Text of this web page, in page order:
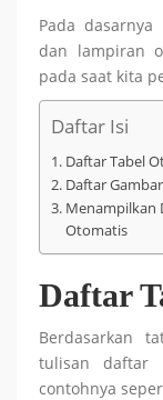
Pada
dan lampiran
pada saat kita
Daftar Isi
Daftar Tabel
Daftar
Menampilkan
Otomatis
Daftar
Berdasarkan
tulisan daftar
contohnya